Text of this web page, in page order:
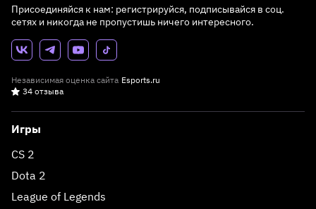
Присоединяйся к нам: регистрируйся, подписывайся в соц.
сетях и никогда не пропустишь ничего интересного.
Независимая оценка сайта Esports.ru
34 отзыва
Игры
CS 2
Dota 2
League of Legends